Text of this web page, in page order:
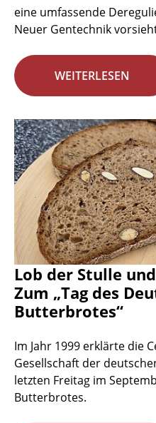
eine umfassende
Neuer Gentechnik
WEITERLESEN
Lob der Stulle
Zum „Tag des
Butterbrotes“
Im Jahr 1999 erklärte die
Gesellschaft der
letzten Freitag im
Butterbrotes.